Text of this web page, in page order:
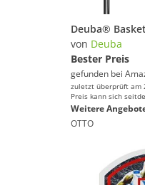
von Deuba
Bester Preis
gefunden bei
zuletzt überprüft am
Preis kann sich
Weitere
OTTO